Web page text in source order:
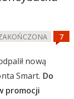
nową
Smart. Do
promocji